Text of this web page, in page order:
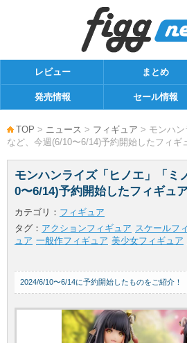
レビュー まとめ
発売情報 セール情報
TOP > ニュース > フィギュア > モンハン
など、今週(6/10〜6/14)予約開始したフィギ
モンハンライズ「ヒノエ」「ミ
0〜6/14)予約開始したフィギュ
カテゴリ： フィギュア
タグ： アクションフィギュア スケールフ
ュア 一般作フィギュア 美少女フィギュア
2024/6/10〜6/14に予約開始したものをご紹介！